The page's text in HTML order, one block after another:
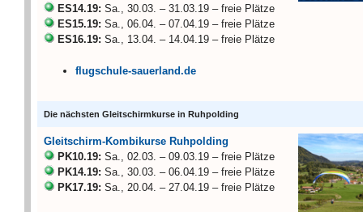
ES14.19: Sa., 30.03. – 31.03.19 – freie Plätze
ES15.19: Sa., 06.04. – 07.04.19 – freie Plätze
ES16.19: Sa., 13.04. – 14.04.19 – freie Plätze
flugschule-sauerland.de
Die nächsten Gleitschirmkurse in Ruhpolding
Gleitschirm-Kombikurse Ruhpolding
PK10.19: Sa., 02.03. – 09.03.19 – freie Plätze
PK14.19: Sa., 30.03. – 06.04.19 – freie Plätze
PK17.19: Sa., 20.04. – 27.04.19 – freie Plätze